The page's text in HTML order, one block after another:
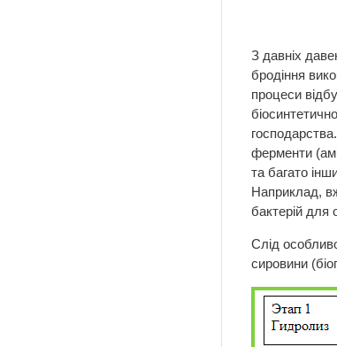
З давніх
бродіння
процеси
ферменти
та багато
Наприклад,
бактерій для
Слід
сировини